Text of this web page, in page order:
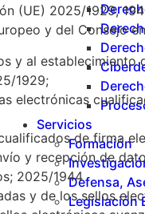
Servicios
Formación
Defensa,
Legislación
(UE) 2025/1929,
y del Consejo
y al
1929;
electrónicas
de firma
y recepción de
2025/1944
y de los sellos